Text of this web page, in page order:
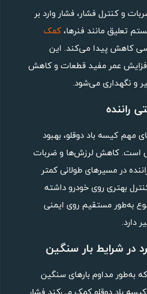
و کنترل فشار، فشار وارد بر
تعلیق مانند فنرها، کمک
کاهش پیدا می‌کند. این
عمر مفید قطعات و کاهش
و نگهداری می‌شود.
راننده
مهم کیسه باد دوقلو، بهبود
است. کاهش لرزش‌ها و ضربات
در مسیرهای طولانی کمتر
بهتری روی خودرو داشته
به‌طور مستقیم روی ایمنی
دارد.
در شرایط بار سنگین
به‌طور مداوم بارهای سنگین